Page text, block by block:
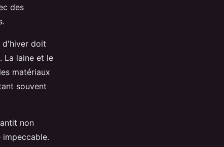
des
d'hiver doit
La laine et le
matériaux
souvent
non
impeccable.